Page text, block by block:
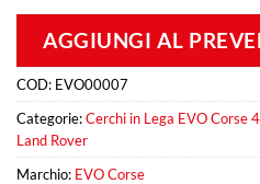
AGGIUNGI AL
COD: EVO00007
Categorie:Cerchi in Lega EVO Corse
Land Rover
Marchio: EVO Corse